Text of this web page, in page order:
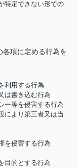
特定できない形での
項に定める行為を
利用する行為
は書き込む行為
ー等を侵害する行為
により第三者又は当
を侵害する行為
目的とする行為